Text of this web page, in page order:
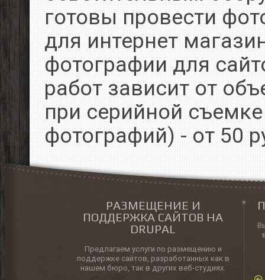
готовы провести
для интернет
фотографии для
работ зависит от
при серийной
фотографий) - от 50
РАЗМЕЩЕНИЕ И
ПОДДЕРЖКА САЙТОВ НА
DRUPAL
Предлагаем услуги по размещению и
поддержке сайтов, разработанных как в
нашем бюро, так в других веб-студиях.